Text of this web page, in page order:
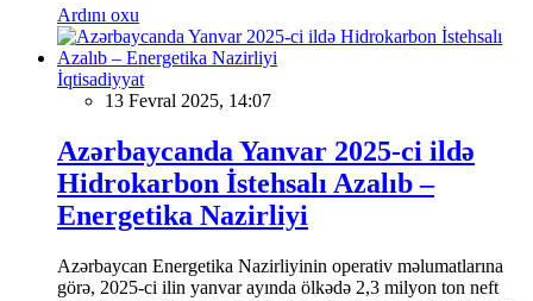
Ardını oxu
İqtisadiyyat
13 Fevral 2025, 14:07
Azərbaycanda Yanvar 2025-ci ildə
Hidrokarbon İstehsalı Azalıb –
Energetika Nazirliyi
Azərbaycan Energetika Nazirliyinin operativ məlumatlarına
görə, 2025-ci ilin yanvar ayında ölkədə 2,3 milyon ton neft